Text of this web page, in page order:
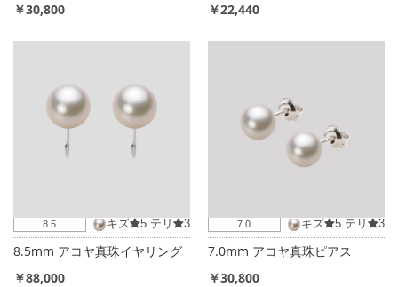
￥30,800
￥22,440
8.5 キズ 5 テリ 3
8.5mm アコヤ真珠イヤリング
￥88,000
7.0 キズ 5 テリ 3
7.0mm アコヤ真珠ピアス
￥30,800